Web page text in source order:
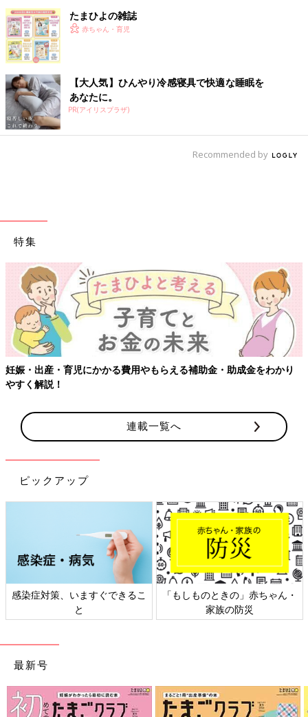
たまひよの雑誌
赤ちゃん・育児
【大人気】ひんやり冷感寝具で快適な睡眠を
あなたに。
PR(アイリスプラザ)
Recommended by
特集
をわかり 【ワクチン接種できるものも】妊婦の感染症対策、知
連載一覧へ
ピックアップ
赤ちゃん・
日本外来小児科学会リーフレッ
六星占術 細木か
最新号